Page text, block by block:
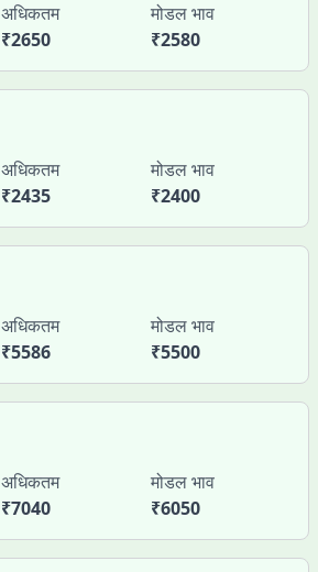
अधिकतम
₹2650
मोडल भाव
₹2580
अधिकतम
₹2435
मोडल भाव
₹2400
अधिकतम
₹5586
मोडल भाव
₹5500
अधिकतम
₹7040
मोडल भाव
₹6050